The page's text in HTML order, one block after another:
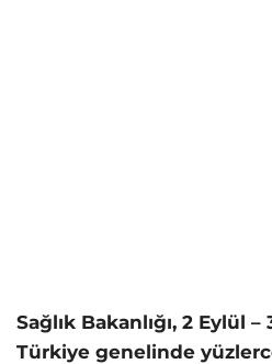
Sağlık Bakanlığı, 2 Eylül –
Türkiye genelinde